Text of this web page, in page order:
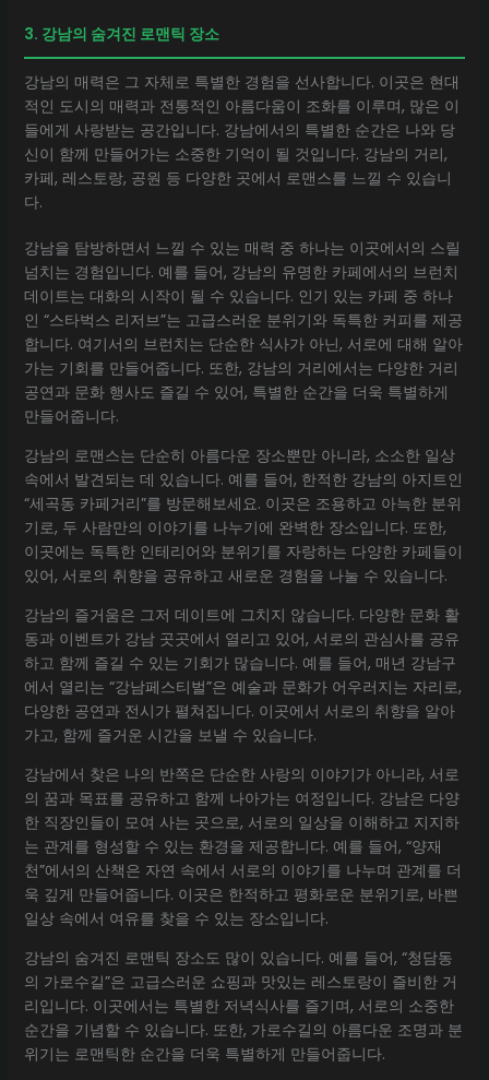
3. 강남의 숨겨진 로맨틱 장소
강남의 매력은 그 자체로 특별한 경험을 선사합니다. 이곳은 현대
적인 도시의 매력과 전통적인 아름다움이 조화를 이루며, 많은 이
들에게 사랑받는 공간입니다. 강남에서의 특별한 순간은 나와 당
신이 함께 만들어가는 소중한 기억이 될 것입니다. 강남의 거리,
카페, 레스토랑, 공원 등 다양한 곳에서 로맨스를 느낄 수 있습니
다.
강남을 탐방하면서 느낄 수 있는 매력 중 하나는 이곳에서의 스릴
넘치는 경험입니다. 예를 들어, 강남의 유명한 카페에서의 브런치
데이트는 대화의 시작이 될 수 있습니다. 인기 있는 카페 중 하나
인 “스타벅스 리저브”는 고급스러운 분위기와 독특한 커피를 제공
합니다. 여기서의 브런치는 단순한 식사가 아닌, 서로에 대해 알아
가는 기회를 만들어줍니다. 또한, 강남의 거리에서는 다양한 거리
공연과 문화 행사도 즐길 수 있어, 특별한 순간을 더욱 특별하게
만들어줍니다.
강남의 로맨스는 단순히 아름다운 장소뿐만 아니라, 소소한 일상
속에서 발견되는 데 있습니다. 예를 들어, 한적한 강남의 아지트인
“세곡동 카페거리”를 방문해보세요. 이곳은 조용하고 아늑한 분위
기로, 두 사람만의 이야기를 나누기에 완벽한 장소입니다. 또한,
이곳에는 독특한 인테리어와 분위기를 자랑하는 다양한 카페들이
있어, 서로의 취향을 공유하고 새로운 경험을 나눌 수 있습니다.
강남의 즐거움은 그저 데이트에 그치지 않습니다. 다양한 문화 활
동과 이벤트가 강남 곳곳에서 열리고 있어, 서로의 관심사를 공유
하고 함께 즐길 수 있는 기회가 많습니다. 예를 들어, 매년 강남구
에서 열리는 “강남페스티벌”은 예술과 문화가 어우러지는 자리로,
다양한 공연과 전시가 펼쳐집니다. 이곳에서 서로의 취향을 알아
가고, 함께 즐거운 시간을 보낼 수 있습니다.
강남에서 찾은 나의 반쪽은 단순한 사랑의 이야기가 아니라, 서로
의 꿈과 목표를 공유하고 함께 나아가는 여정입니다. 강남은 다양
한 직장인들이 모여 사는 곳으로, 서로의 일상을 이해하고 지지하
는 관계를 형성할 수 있는 환경을 제공합니다. 예를 들어, “양재
천”에서의 산책은 자연 속에서 서로의 이야기를 나누며 관계를 더
욱 깊게 만들어줍니다. 이곳은 한적하고 평화로운 분위기로, 바쁜
일상 속에서 여유를 찾을 수 있는 장소입니다.
강남의 숨겨진 로맨틱 장소도 많이 있습니다. 예를 들어, “청담동
의 가로수길”은 고급스러운 쇼핑과 맛있는 레스토랑이 즐비한 거
리입니다. 이곳에서는 특별한 저녁식사를 즐기며, 서로의 소중한
순간을 기념할 수 있습니다. 또한, 가로수길의 아름다운 조명과 분
위기는 로맨틱한 순간을 더욱 특별하게 만들어줍니다.